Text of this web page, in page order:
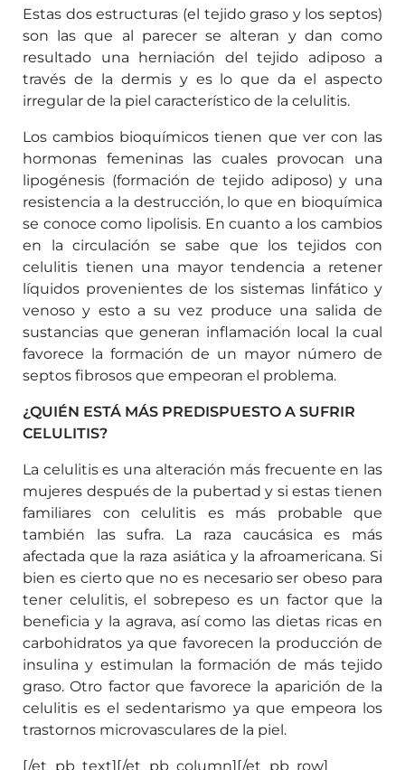
Estas dos estructuras (el tejido graso y los septos)
son las que al parecer se alteran y dan como
resultado una herniación del tejido adiposo a
través de la dermis y es lo que da el aspecto
irregular de la piel característico de la celulitis.
Los cambios bioquímicos tienen que ver con las
hormonas femeninas las cuales provocan una
lipogénesis (formación de tejido adiposo) y una
resistencia a la destrucción, lo que en bioquímica
se conoce como lipolisis. En cuanto a los cambios
en la circulación se sabe que los tejidos con
celulitis tienen una mayor tendencia a retener
líquidos provenientes de los sistemas linfático y
venoso y esto a su vez produce una salida de
sustancias que generan inflamación local la cual
favorece la formación de un mayor número de
septos fibrosos que empeoran el problema.
¿QUIÉN ESTÁ MÁS PREDISPUESTO A SUFRIR
CELULITIS?
La celulitis es una alteración más frecuente en las
mujeres después de la pubertad y si estas tienen
familiares con celulitis es más probable que
también las sufra. La raza caucásica es más
afectada que la raza asiática y la afroamericana. Si
bien es cierto que no es necesario ser obeso para
tener celulitis, el sobrepeso es un factor que la
beneficia y la agrava, así como las dietas ricas en
carbohidratos ya que favorecen la producción de
insulina y estimulan la formación de más tejido
graso. Otro factor que favorece la aparición de la
celulitis es el sedentarismo ya que empeora los
trastornos microvasculares de la piel.
[/et_pb_text][/et_pb_column][/et_pb_row]